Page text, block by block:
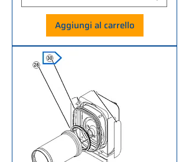
Aggiungi al carrello